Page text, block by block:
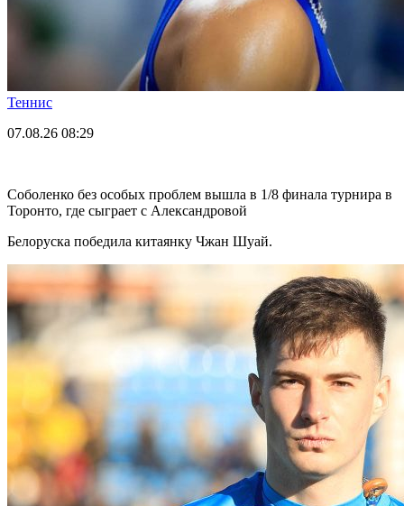
Теннис
07.08.26 08:29
Соболенко без особых проблем вышла в 1/8 финала турнира в
Торонто, где сыграет с Александровой
Белоруска победила китаянку Чжан Шуай.